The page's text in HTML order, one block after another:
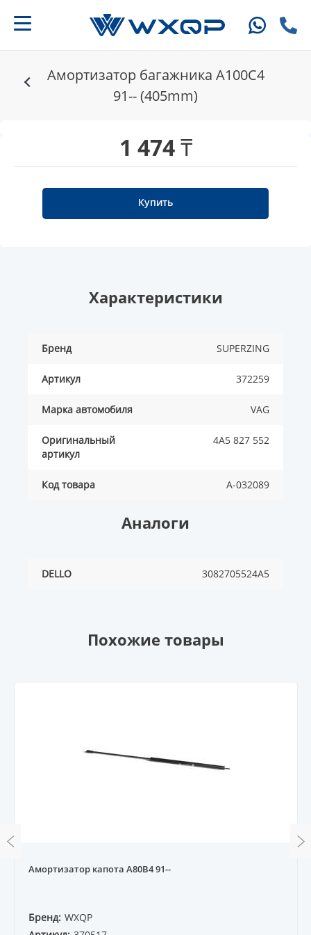
Амортизатор багажника A100C4
91-- (405mm)
1 474 ₸
Купить
Характеристики
Бренд SUPERZING
Артикул 372259
Марка автомобиля VAG
Оригинальный
артикул
4A5 827 552
Код товара A-032089
Аналоги
DELLO 3082705524A5
Похожие товары
Амортизатор капота A80B4 91--
Бренд: WXQP